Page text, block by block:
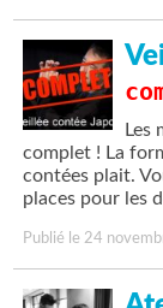
Les
complet ! La
contées plait.
places pour les
Publié le 24